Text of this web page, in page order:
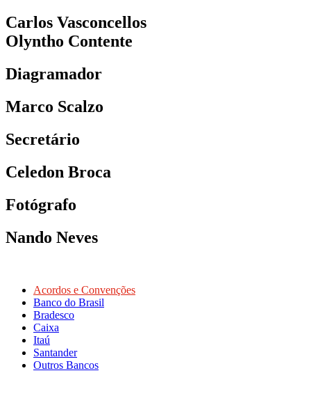
Carlos Vasconcellos
Olyntho Contente
Diagramador
Marco Scalzo
Secretário
Celedon Broca
Fotógrafo
Nando Neves
Acordos e Convenções
Banco do Brasil
Bradesco
Caixa
Itaú
Santander
Outros Bancos